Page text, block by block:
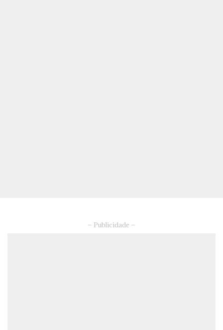
– Publicidade –